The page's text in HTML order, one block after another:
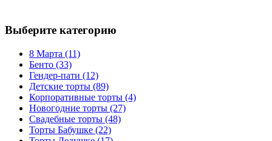
Выберите категорию
8 Марта (11)
Бенто (33)
Гендер-пати (12)
Детские торты (89)
Корпоративные торты (4)
Новогодние торты (27)
Свадебные торты (48)
Торты Бабушке (22)